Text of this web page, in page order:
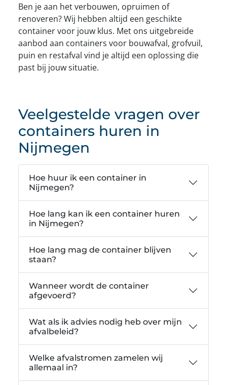
Ben je aan het verbouwen, opruimen of
renoveren? Wij hebben altijd een geschikte
container voor jouw klus. Met ons uitgebreide
aanbod aan containers voor bouwafval, grofvuil,
puin en restafval vind je altijd een oplossing die
past bij jouw situatie.
Veelgestelde vragen over
containers huren in
Nijmegen
Hoe huur ik een container in
Nijmegen?
Hoe lang kan ik een container huren
in Nijmegen?
Hoe lang mag de container blijven
staan?
Wanneer wordt de container
afgevoerd?
Wat als ik advies nodig heb over mijn
afvalbeleid?
Welke afvalstromen zamelen wij
allemaal in?